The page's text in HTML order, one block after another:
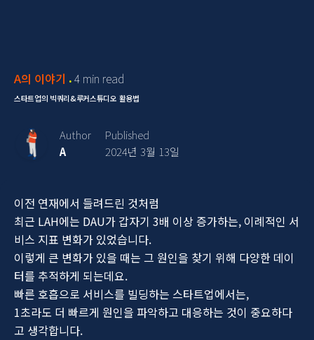
A의 이야기 4 min read
스타트업의 빅쿼리&루커스튜디오 활용법
Author
A
Published
2024년 3월 13일
이전 연재에서 들려드린 것처럼
최근 LAH에는 DAU가 갑자기 3배 이상 증가하는, 이례적인 서
비스 지표 변화가 있었습니다.
이렇게 큰 변화가 있을 때는 그 원인을 찾기 위해 다양한 데이
터를 추적하게 되는데요.
빠른 호흡으로 서비스를 빌딩하는 스타트업에서는,
1초라도 더 빠르게 원인을 파악하고 대응하는 것이 중요하다
고 생각합니다.